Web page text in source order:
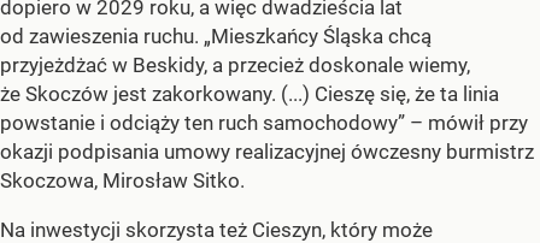
dopiero w 2029 roku, a więc dwadzieścia lat
od zawieszenia ruchu. „Mieszkańcy Śląska chcą
przyjeżdżać w Beskidy, a przecież doskonale wiemy,
że Skoczów jest zakorkowany. (...) Cieszę się, że ta linia
powstanie i odciąży ten ruch samochodowy” – mówił przy
okazji podpisania umowy realizacyjnej ówczesny burmistrz
Skoczowa, Mirosław Sitko.
Na inwestycji skorzysta też Cieszyn, który może